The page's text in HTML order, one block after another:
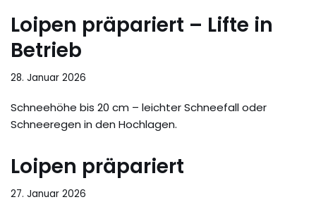
Loipen präpariert – Lifte in
Betrieb
28. Januar 2026
Schneehöhe bis 20 cm – leichter Schneefall oder
Schneeregen in den Hochlagen.
Loipen präpariert
27. Januar 2026